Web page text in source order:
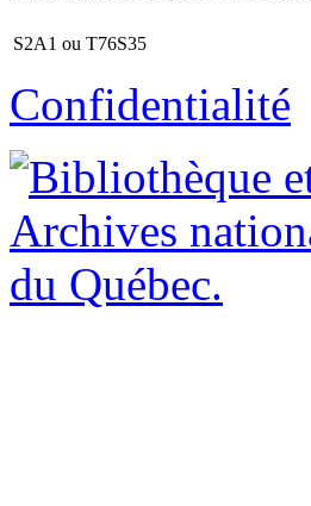
S2A1 ou T76S35
Confidentialité